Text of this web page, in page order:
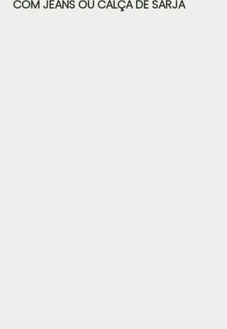
COM JEANS OU CALÇA DE SARJA